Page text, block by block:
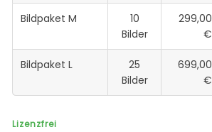
Bildpaket M
10
Bilder
299,00
€
Bildpaket L
25
Bilder
699,00
€
Lizenzfrei